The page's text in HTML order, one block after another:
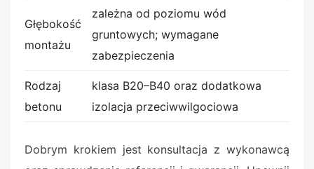
Głębokość
montażu
zależna od poziomu wód
gruntowych; wymagane
zabezpieczenia
Rodzaj
betonu
klasa B20–B40 oraz dodatkowa
izolacja przeciwwilgociowa
Dobrym krokiem jest konsultacja z wykonawcą